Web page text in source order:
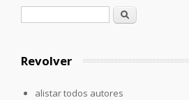
Formulario de búsqueda
Buscar
Revolver
alistar todos autores